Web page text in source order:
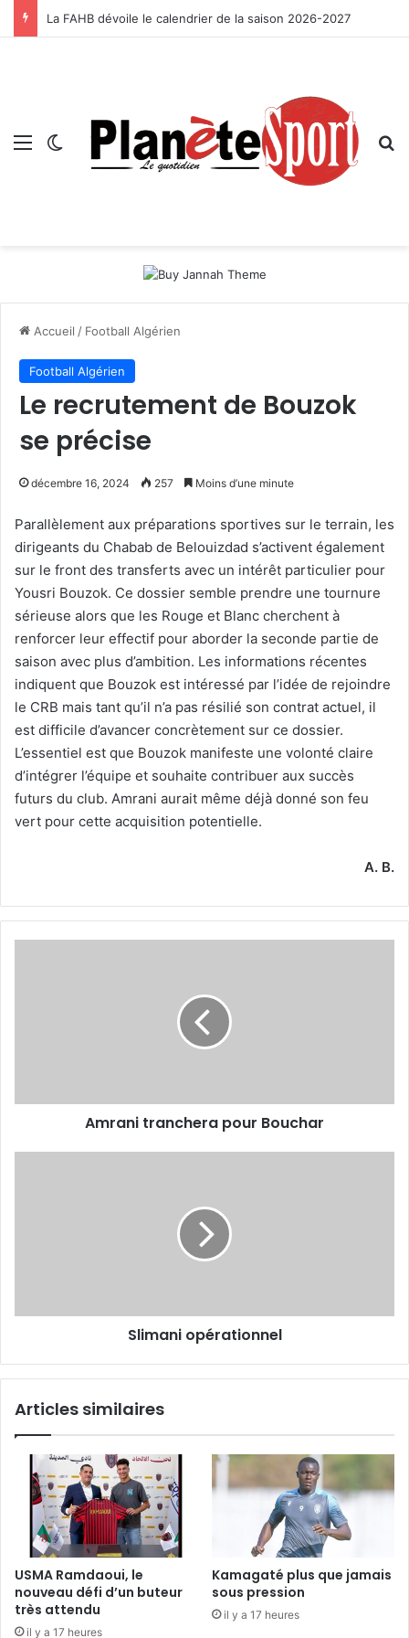
La FAHB dévoile le calendrier de la saison 2026-2027
Menu Switch skin
Accueil / Football Algérien
Football Algérien
Le recrutement de Bouzok
se précise
décembre 16, 2024 257 Moins d’une minute
Parallèlement aux préparations sportives sur le terrain, les
dirigeants du Chabab de Belouizdad s’activent également
sur le front des transferts avec un intérêt particulier pour
Yousri Bouzok. Ce dossier semble prendre une tournure
sérieuse alors que les Rouge et Blanc cherchent à
renforcer leur effectif pour aborder la seconde partie de
saison avec plus d’ambition. Les informations récentes
indiquent que Bouzok est intéressé par l’idée de rejoindre
le CRB mais tant qu’il n’a pas résilié son contrat actuel, il
est difficile d’avancer concrètement sur ce dossier.
L’essentiel est que Bouzok manifeste une volonté claire
d’intégrer l’équipe et souhaite contribuer aux succès
futurs du club. Amrani aurait même déjà donné son feu
vert pour cette acquisition potentielle.
A. B.
Amrani tranchera pour Bouchar
Slimani opérationnel
Articles similaires
USMA Ramdaoui, le
nouveau défi d’un buteur
très attendu
il y a 17 heures
Kamagaté plus que jamais
sous pression
il y a 17 heures